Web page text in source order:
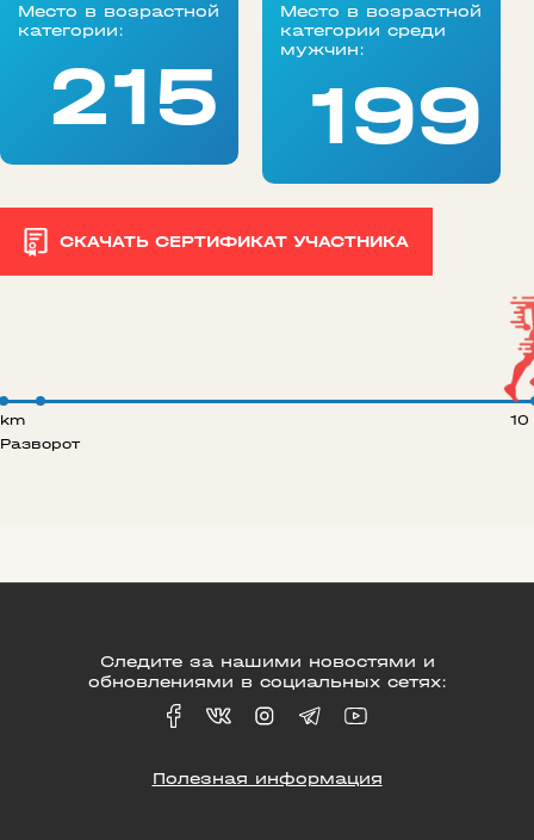
Место в возрастной
категории:
215
Место в возрастной
категории среди
мужчин:
199
СКАЧАТЬ СЕРТИФИКАТ УЧАСТНИКА
Разворот
10
Следите за нашими новостями и
обновлениями в социальных сетях:
Полезная информация